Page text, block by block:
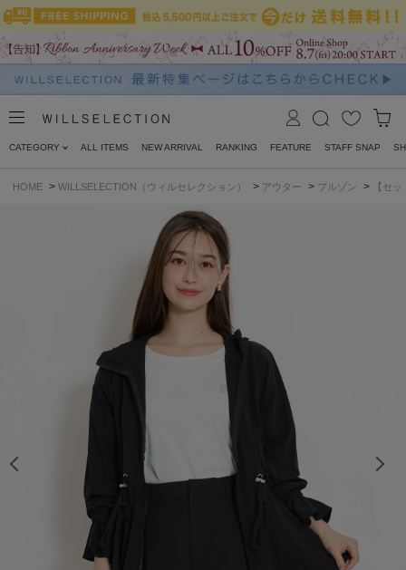
CATEGORY ALL ITEMS NEW ARRIVAL RANKING FEATURE STAFF SNAP
HOME > WILLSELECTION（ウィルセレクション） > アウター > ブルゾン > 【セ